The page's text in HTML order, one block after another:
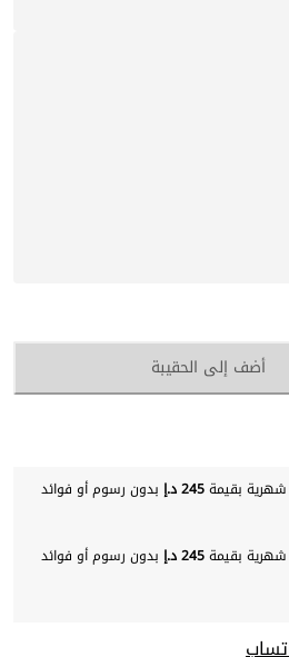
أضف إلى الحقيبة
245 د.إ
بدون رسوم أو فوائد
245 د.إ
بدون رسوم أو فوائد